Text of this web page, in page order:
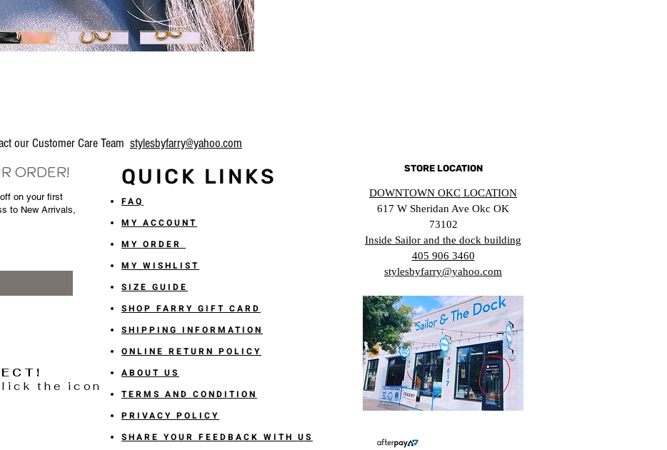
our Customer Care Team stylesbyfarry@yahoo.com
ORDER! QUICK LINKS
on your first
to New Arrivals,
the icon
FAQ
MY ACCOUNT
MY ORDER
MY WISHLIST
SIZE GUIDE
SHOP FARRY GIFT CARD
SHIPPING INFORMATION
ONLINE RETURN POLICY
ABOUT US
TERMS AND CONDITION
PRIVACY POLICY
SHARE YOUR FEEDBACK WITH US
STORE LOCATION
DOWNTOWN OKC LOCATION
617 W Sheridan Ave Okc OK
73102
Inside Sailor and the dock building
405 906 3460
stylesbyfarry@yahoo.com